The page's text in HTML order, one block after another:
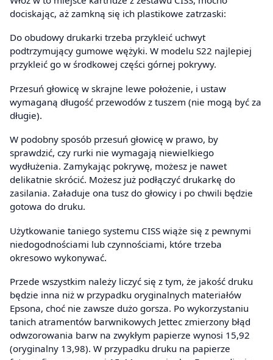
dociskając, aż zamkną się ich plastikowe zatrzaski:
Do obudowy drukarki trzeba przykleić uchwyt
podtrzymujący gumowe wężyki. W modelu S22 najlepiej
przykleić go w środkowej części górnej pokrywy.
Przesuń głowicę w skrajne lewe położenie, i ustaw
wymaganą długość przewodów z tuszem (nie mogą być za
długie).
W podobny sposób przesuń głowicę w prawo, by
sprawdzić, czy rurki nie wymagają niewielkiego
wydłużenia. Zamykając pokrywę, możesz je nawet
delikatnie skrócić. Możesz już podłączyć drukarkę do
zasilania. Załaduje ona tusz do głowicy i po chwili będzie
gotowa do druku.
Użytkowanie taniego systemu CISS wiąże się z pewnymi
niedogodnościami lub czynnościami, które trzeba
okresowo wykonywać.
Przede wszystkim należy liczyć się z tym, że jakość druku
będzie inna niż w przypadku oryginalnych materiałów
Epsona, choć nie zawsze dużo gorsza. Po wykorzystaniu
tanich atramentów barwnikowych Jettec zmierzony błąd
odwzorowania barw na zwykłym papierze wynosi 15,92
(oryginalny 13,98). W przypadku druku na papierze